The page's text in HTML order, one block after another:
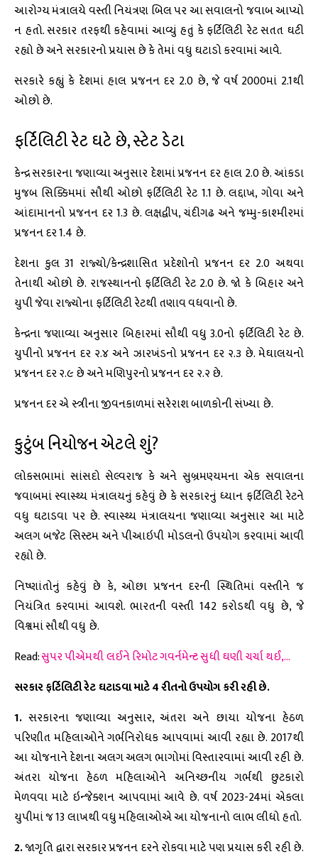
આરોગ્ય મંત્રાલયે વસ્તી નિયંત્રણ બિલ પર આ સવાલનો જવાબ આપ્યો
ન હતો. સરકાર તરફથી કહેવામાં આવ્યું હતું કે ફર્ટિલિટી રેટ સતત ઘટી
રહ્યો છે અને સરકારનો પ્રયાસ છે કે તેમાં વધુ ઘટાડો કરવામાં આવે.
સરકારે કહ્યું કે દેશમાં હાલ પ્રજનન દર 2.0 છે, જે વર્ષ 2000માં 2.1થી
ઓછો છે.
ફર્ટિલિટી રેટ ઘટે છે, સ્ટેટ ડેટા
કેન્દ્ર સરકારના જણાવ્યા અનુસાર દેશમાં પ્રજનન દર હાલ 2.0 છે. આંકડા
મુજબ સિક્કિમમાં સૌથી ઓછો ફર્ટિલિટી રેટ 1.1 છે. લદ્દાખ, ગોવા અને
આંદામાનનો પ્રજનન દર 1.3 છે. લક્ષદ્વીપ, ચંદીગઢ અને જમ્મુ-કાશ્મીરમાં
પ્રજનન દર 1.4 છે.
દેશના કુલ 31 રાજ્યો/કેન્દ્રશાસિત પ્રદેશોનો પ્રજનન દર 2.0 અથવા
તેનાથી ઓછો છે. રાજસ્થાનનો ફર્ટિલિટી રેટ 2.0 છે. જો કે બિહાર અને
યુપી જેવા રાજ્યોના ફર્ટિલિટી રેટથી તણાવ વધવાનો છે.
કેન્દ્રના જણાવ્યા અનુસાર બિહારમાં સૌથી વધુ 3.0નો ફર્ટિલિટી રેટ છે.
યુપીનો પ્રજનન દર ૨.૪ અને ઝારખંડનો પ્રજનન દર ૨.૩ છે. મેઘાલયનો
પ્રજનન દર ૨.૯ છે અને મણિપુરનો પ્રજનન દર ૨.૨ છે.
પ્રજનન દર એ સ્ત્રીના જીવનકાળમાં સરેરાશ બાળકોની સંખ્યા છે.
કુટુંબ નિયોજન એટલે શું?
લોકસભામાં સાંસદો સેલ્વરાજ કે અને સુબ્રમણ્યમના એક સવાલના
જવાબમાં સ્વાસ્થ્ય મંત્રાલયનું કહેવું છે કે સરકારનું ધ્યાન ફર્ટિલિટી રેટને
વધુ ઘટાડવા પર છે. સ્વાસ્થ્ય મંત્રાલયના જણાવ્યા અનુસાર આ માટે
અલગ બજેટ સિસ્ટમ અને પીઆઇપી મોડલનો ઉપયોગ કરવામાં આવી
રહ્યો છે.
નિષ્ણાંતોનું કહેવું છે કે, ઓછા પ્રજનન દરની સ્થિતિમાં વસ્તીને જ
નિયંત્રિત કરવામાં આવશે. ભારતની વસ્તી 142 કરોડથી વધુ છે, જે
વિશ્વમાં સૌથી વધુ છે.
Read:સુપર પીએમથી લઈને રિમોટ ગવર્નમેન્ટ સુધી ઘણી ચર્ચા થઈ,…
સરકાર ફર્ટિલિટી રેટ ઘટાડવા માટે 4 રીતનો ઉપયોગ કરી રહી છે.
1. સરકારના જણાવ્યા અનુસાર, અંતરા અને છાયા યોજના હેઠળ
પરિણીત મહિલાઓને ગર્ભનિરોધક આપવામાં આવી રહ્યા છે. 2017થી
આ યોજનાને દેશના અલગ અલગ ભાગોમાં વિસ્તારવામાં આવી રહી છે.
અંતરા યોજના હેઠળ મહિલાઓને અનિચ્છનીય ગર્ભથી છુટકારો
મેળવવા માટે ઇન્જેક્શન આપવામાં આવે છે. વર્ષ 2023-24માં એકલા
યુપીમાં જ 13 લાખથી વધુ મહિલાઓએ આ યોજનાનો લાભ લીધો હતો.
2.જાગૃતિ દ્વારા સરકાર પ્રજનન દરને રોકવા માટે પણ પ્રયાસ કરી રહી છે.